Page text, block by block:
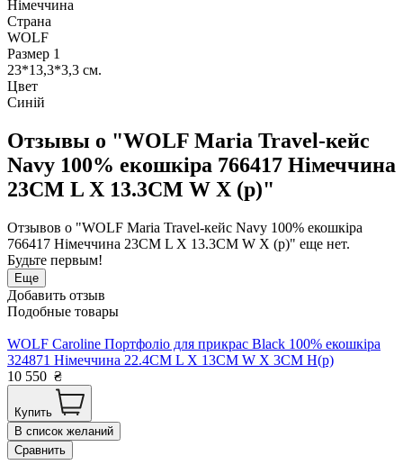
Німеччина
Страна
WOLF
Размер 1
23*13,3*3,3 см.
Цвет
Синій
Отзывы о "WOLF Maria Travel-кейс
Navy 100% екошкіра 766417 Німеччина
23CM L X 13.3CM W X (р)"
Отзывов о "WOLF Maria Travel-кейс Navy 100% екошкіра
766417 Німеччина 23CM L X 13.3CM W X (р)" еще нет.
Будьте первым!
Еще
Добавить отзыв
Подобные товары
WOLF Caroline Портфоліо для прикрас Black 100% екошкіра
324871 Німеччина 22.4CM L X 13CM W X 3CM H(р)
10 550 ₴
Купить
В список желаний
Сравнить